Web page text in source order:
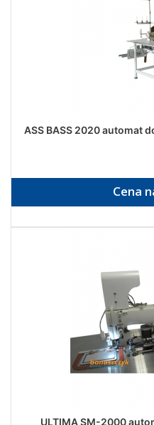
ASS BASS 2020 automat
Cena
ULTIMA SM-2000